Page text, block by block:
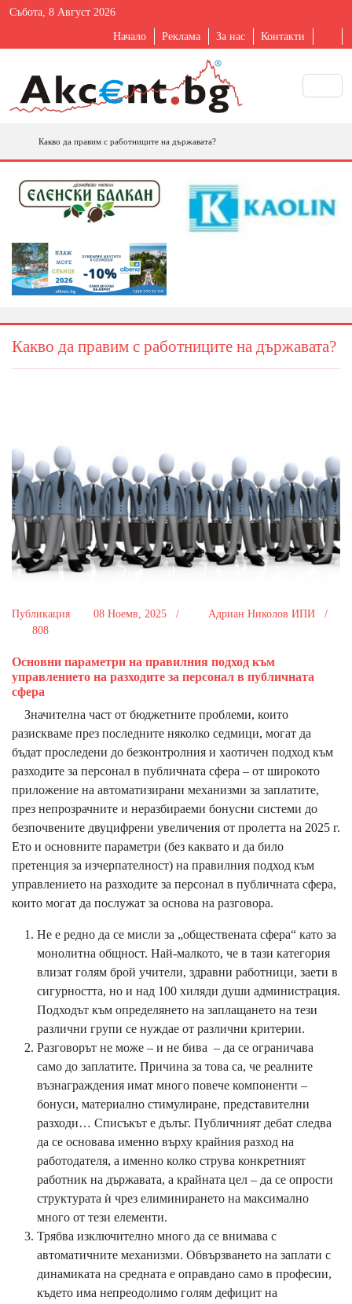
Събота, 8 Август 2026
Начало Реклама За нас Контакти
Какво да правим с работниците на държавата?
Какво да правим с работниците на държавата?
Публикация 08 Ноемв, 2025 /
Адриан Николов ИПИ /
808
Основни параметри на правилния подход към
управлението на разходите за персонал в публичната
сфера
Значителна част от бюджетните проблеми, които
разискваме през последните няколко седмици, могат да
бъдат проследени до безконтролния и хаотичен подход към
разходите за персонал в публичната сфера – от широкото
приложение на автоматизирани механизми за заплатите,
през непрозрачните и неразбираеми бонусни системи до
безпочвените двуцифрени увеличения от пролетта на 2025 г.
Ето и основните параметри (без каквато и да било
претенция за изчерпателност) на правилния подход към
управлението на разходите за персонал в публичната сфера,
които могат да послужат за основа на разговора.
Не е редно да се мисли за „обществената сфера“ като за
монолитна общност. Най-малкото, че в тази категория
влизат голям брой учители, здравни работници, заети в
сигурността, но и над 100 хиляди души администрация.
Подходът към определянето на заплащането на тези
различни групи се нуждае от различни критерии.
Разговорът не може – и не бива – да се ограничава
само до заплатите. Причина за това са, че реалните
възнаграждения имат много повече компоненти –
бонуси, материално стимулиране, представителни
разходи… Списъкът е дълъг. Публичният дебат следва
да се основава именно върху крайния разход на
работодателя, а именно колко струва конкретният
работник на държавата, а крайната цел – да се опрости
структурата ѝ чрез елиминирането на максимално
много от тези елементи.
Трябва изключително много да се внимава с
автоматичните механизми. Обвързването на заплати с
динамиката на средната е оправдано само в професии,
където има непреодолимо голям дефицит на